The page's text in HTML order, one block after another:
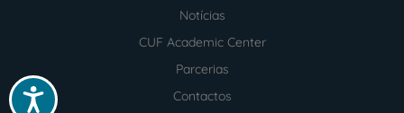
Acessibilidade
Notícias
CUF Academic Center
Parcerias
Contactos